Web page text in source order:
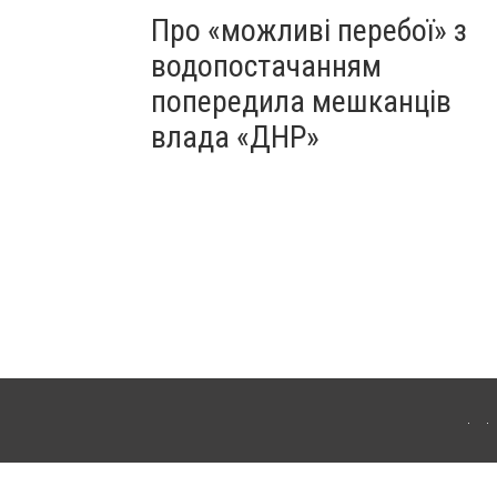
Про «можливі перебої» з
водопостачанням
попередила мешканців
влада «ДНР»